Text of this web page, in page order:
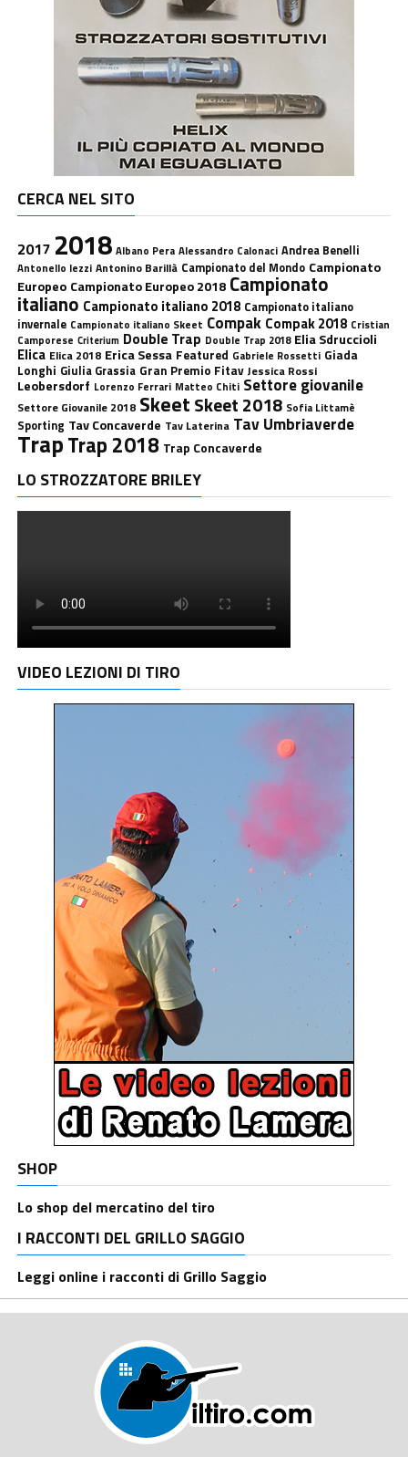
CERCA NEL SITO
2017 2018 Albano Pera Alessandro Calonaci Andrea Benelli
Antonello Iezzi Antonino Barillà Campionato del Mondo Campionato
Europeo Campionato Europeo 2018 Campionato
italiano Campionato italiano 2018 Campionato italiano
invernale Campionato italiano Skeet Compak Compak 2018 Cristian
Camporese Criterium Double Trap Double Trap 2018 Elia Sdruccioli
Elica Elica 2018 Erica Sessa Featured Gabriele Rossetti Giada
Longhi Giulia Grassia Gran Premio Fitav Jessica Rossi
Leobersdorf Lorenzo Ferrari Matteo Chiti Settore giovanile
Settore Giovanile 2018 SkeetSkeet 2018 Sofia Littamè
Sporting Tav Concaverde Tav Laterina Tav Umbriaverde
TrapTrap 2018 Trap Concaverde
LO STROZZATORE BRILEY
VIDEO LEZIONI DI TIRO
SHOP
Lo shop del mercatino del tiro
I RACCONTI DEL GRILLO SAGGIO
Leggi online i racconti di Grillo Saggio